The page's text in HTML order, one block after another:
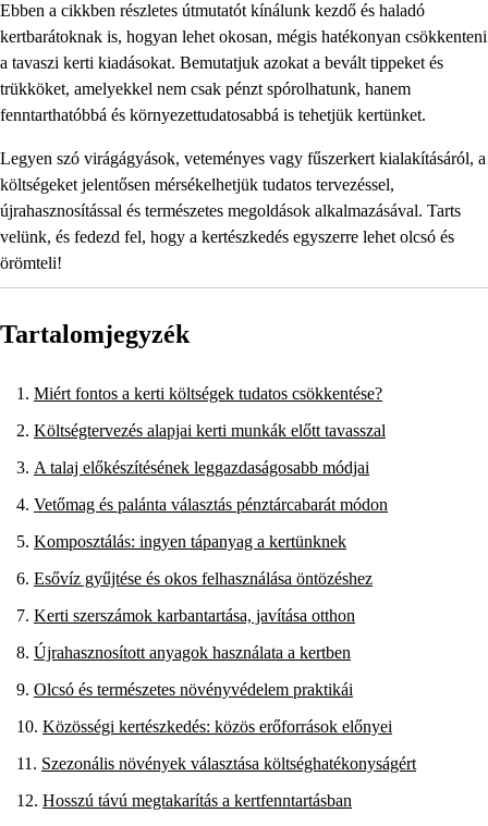
Ebben a cikkben részletes útmutatót kínálunk kezdő és haladó
kertbarátoknak is, hogyan lehet okosan, mégis hatékonyan csökkenteni
a tavaszi kerti kiadásokat. Bemutatjuk azokat a bevált tippeket és
trükköket, amelyekkel nem csak pénzt spórolhatunk, hanem
fenntarthatóbbá és környezettudatosabbá is tehetjük kertünket.
Legyen szó virágágyások, veteményes vagy fűszerkert kialakításáról, a
költségeket jelentősen mérsékelhetjük tudatos tervezéssel,
újrahasznosítással és természetes megoldások alkalmazásával. Tarts
velünk, és fedezd fel, hogy a kertészkedés egyszerre lehet olcsó és
örömteli!
Tartalomjegyzék
Miért fontos a kerti költségek tudatos csökkentése?
Költségtervezés alapjai kerti munkák előtt tavasszal
A talaj előkészítésének leggazdaságosabb módjai
Vetőmag és palánta választás pénztárcabarát módon
Komposztálás: ingyen tápanyag a kertünknek
Esővíz gyűjtése és okos felhasználása öntözéshez
Kerti szerszámok karbantartása, javítása otthon
Újrahasznosított anyagok használata a kertben
Olcsó és természetes növényvédelem praktikái
Közösségi kertészkedés: közös erőforrások előnyei
Szezonális növények választása költséghatékonyságért
Hosszú távú megtakarítás a kertfenntartásban